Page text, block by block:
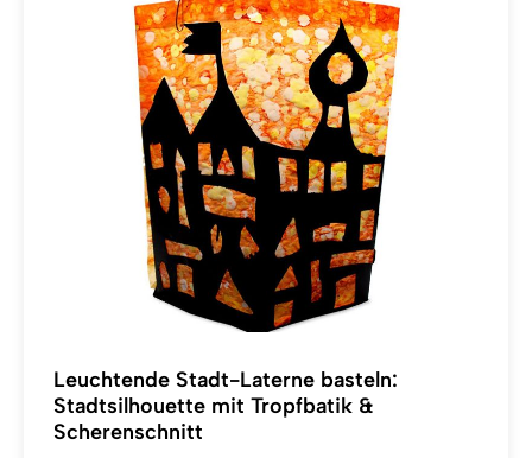
Leuchtende Stadt-Laterne basteln:
Stadtsilhouette mit Tropfbatik &
Scherenschnitt